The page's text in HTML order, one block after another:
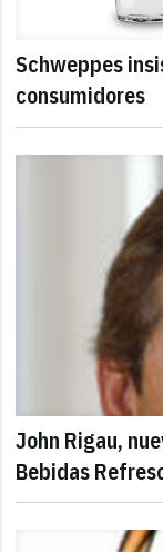
Schweppes
consumidores
John Rigau,
Bebidas